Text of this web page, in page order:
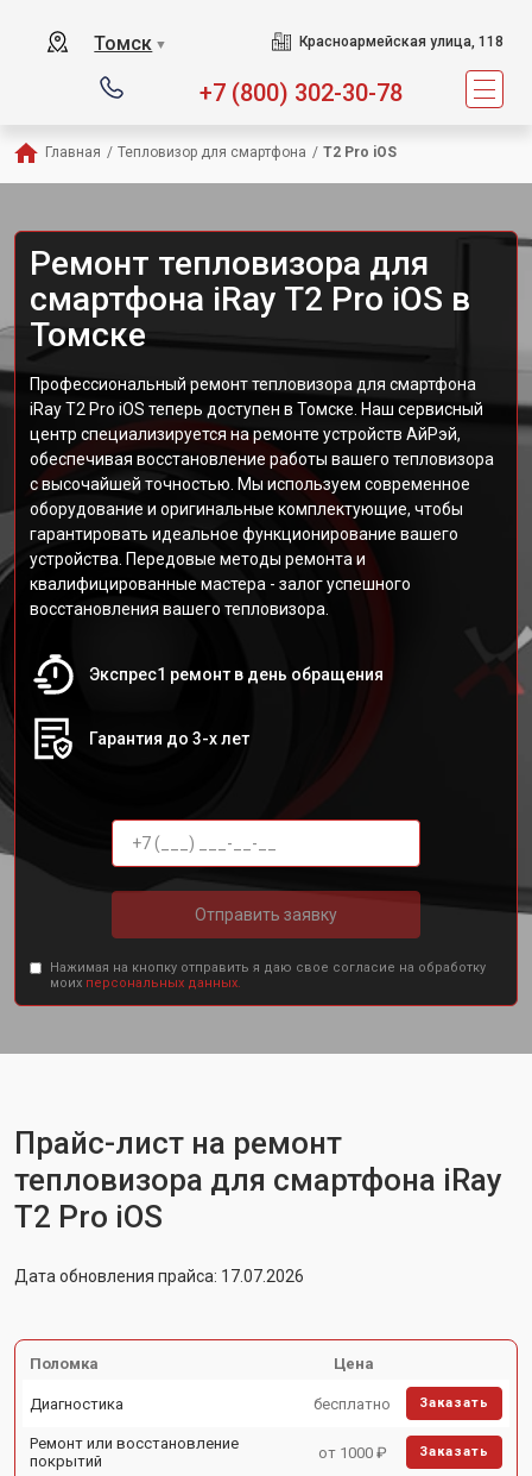
Томск ▼ Красноармейская улица, 118
+7 (800) 302-30-78
Главная / Тепловизор для смартфона / T2 Pro iOS
Ремонт тепловизора для
смартфона iRay T2 Pro iOS в
Томске
Профессиональный ремонт тепловизора для смартфона
iRay T2 Pro iOS теперь доступен в Томске. Наш сервисный
центр специализируется на ремонте устройств АйРэй,
обеспечивая восстановление работы вашего тепловизора
с высочайшей точностью. Мы используем современное
оборудование и оригинальные комплектующие, чтобы
гарантировать идеальное функционирование вашего
устройства. Передовые методы ремонта и
квалифицированные мастера - залог успешного
восстановления вашего тепловизора.
Экспрес1 ремонт в день обращения
Гарантия до 3-х лет
Отправить заявку
Нажимая на кнопку отправить я даю свое согласие на обработку
моих персональных данных.
Прайс-лист на ремонт
тепловизора для смартфона iRay
T2 Pro iOS
Дата обновления прайса: 17.07.2026
Поломка Цена
Диагностика бесплатно Заказать
Ремонт или восстановление
покрытий
от 1000 ₽ Заказать